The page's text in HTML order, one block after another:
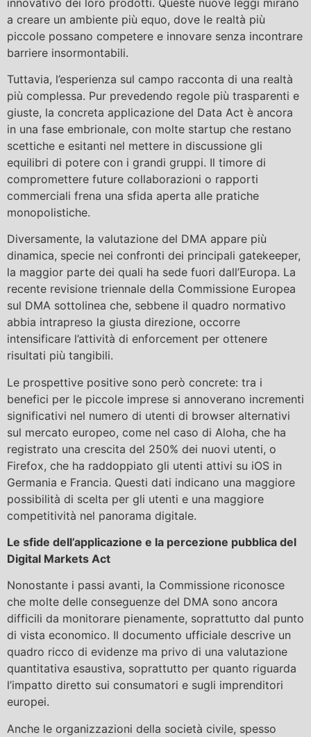
a creare un ambiente più equo, dove le realtà più
piccole possano competere e innovare senza incontrare
barriere insormontabili.
Tuttavia, l’esperienza sul campo racconta di una realtà
più complessa. Pur prevedendo regole più trasparenti e
giuste, la concreta applicazione del Data Act è ancora
in una fase embrionale, con molte startup che restano
scettiche e esitanti nel mettere in discussione gli
equilibri di potere con i grandi gruppi. Il timore di
compromettere future collaborazioni o rapporti
commerciali frena una sfida aperta alle pratiche
monopolistiche.
Diversamente, la valutazione del DMA appare più
dinamica, specie nei confronti dei principali gatekeeper,
la maggior parte dei quali ha sede fuori dall’Europa. La
recente revisione triennale della Commissione Europea
sul DMA sottolinea che, sebbene il quadro normativo
abbia intrapreso la giusta direzione, occorre
intensificare l’attività di enforcement per ottenere
risultati più tangibili.
Le prospettive positive sono però concrete: tra i
benefici per le piccole imprese si annoverano incrementi
significativi nel numero di utenti di browser alternativi
sul mercato europeo, come nel caso di Aloha, che ha
registrato una crescita del 250% dei nuovi utenti, o
Firefox, che ha raddoppiato gli utenti attivi su iOS in
Germania e Francia. Questi dati indicano una maggiore
possibilità di scelta per gli utenti e una maggiore
competitività nel panorama digitale.
Le sfide dell’applicazione e la percezione pubblica del
Digital Markets Act
Nonostante i passi avanti, la Commissione riconosce
che molte delle conseguenze del DMA sono ancora
difficili da monitorare pienamente, soprattutto dal punto
di vista economico. Il documento ufficiale descrive un
quadro ricco di evidenze ma privo di una valutazione
quantitativa esaustiva, soprattutto per quanto riguarda
l’impatto diretto sui consumatori e sugli imprenditori
europei.
Anche le organizzazioni della società civile, spesso